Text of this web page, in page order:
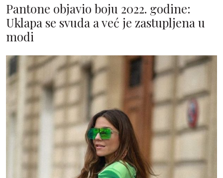
Pantone objavio boju 2022. godine:
Uklapa se svuda a već je zastupljena u
modi